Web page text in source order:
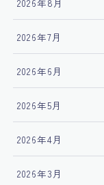
2026年8月
2026年7月
2026年6月
2026年5月
2026年4月
2026年3月